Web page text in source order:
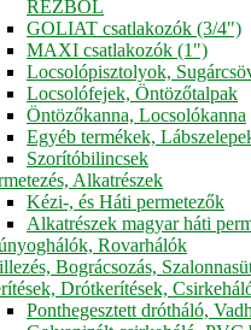
RÉZBŐL
GOLIAT csatlakozók (3/4")
MAXI csatlakozók (1")
Locsolópisztolyok,
Locsolófejek, Öntözőtalpak
Öntözőkanna, Locsolókanna
Egyéb termékek,
Szorítóbilincsek
Alkatrészek
Kézi-, és Háti permetezők
Alkatrészek magyar háti
Rovarhálók
Bográcsozás,
Drótkerítések,
Ponthegesztett drótháló,